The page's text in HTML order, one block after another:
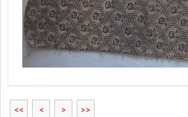
<< < > >>